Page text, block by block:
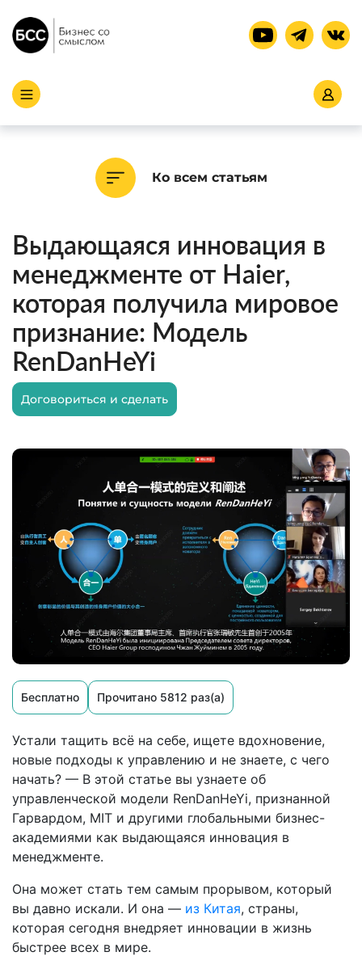
Ко всем статьям
Выдающаяся инновация в
менеджменте от Haier,
которая получила мировое
признание: Модель
RenDanHeYi
Договориться и сделать
Бесплатно Прочитано 5812 раз(а)
Устали тащить всё на себе, ищете вдохновение,
новые подходы к управлению и не знаете, с чего
начать? — В этой статье вы узнаете об
управленческой модели RenDanHeYi, признанной
Гарвардом, MIT и другими глобальными бизнес-
академиями как выдающаяся инновация в
менеджменте.
Она может стать тем самым прорывом, который
вы давно искали. И она — из Китая, страны,
которая сегодня внедряет инновации в жизнь
быстрее всех в мире.